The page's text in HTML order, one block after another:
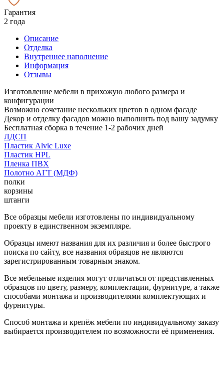
Гарантия
2 года
Описание
Отделка
Внутреннее наполнение
Информация
Отзывы
Изготовление мебели в прихожую любого размера и
конфигурации
Возможно сочетание нескольких цветов в одном фасаде
Декор и отделку фасадов можно выполнить под вашу задумку
Бесплатная сборка в течение 1-2 рабочих дней
ЛДСП
Пластик Alvic Luxe
Пластик HPL
Пленка ПВХ
Полотно АГТ (МДФ)
полки
корзины
штанги
Все образцы мебели изготовлены по индивидуальному
проекту в единственном экземпляре.
Образцы имеют названия для их различия и более быстрого
поиска по сайту, все названия образцов не являются
зарегистрированным товарным знаком.
Все мебельные изделия могут отличаться от представленных
образцов по цвету, размеру, комплектации, фурнитуре, а также
способами монтажа и производителями комплектующих и
фурнитуры.
Способ монтажа и крепёж мебели по индивидуальному заказу
выбирается производителем по возможности её применения.